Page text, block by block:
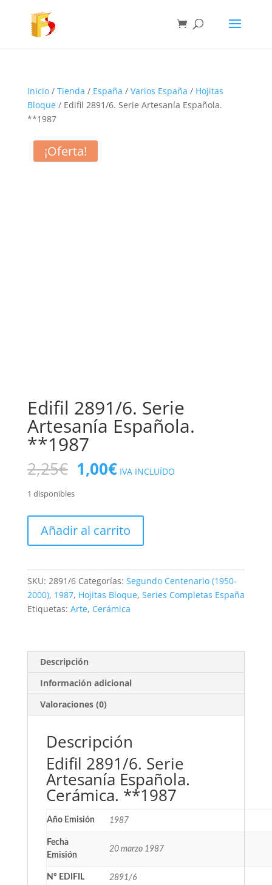
Inicio/ Tienda / España / Varios España / Hojitas
Bloque/ Edifil 2891/6. Serie Artesanía Española.
**1987
¡Oferta!
Edifil 2891/6. Serie
Artesanía Española.
**1987
2,25€ El
precio
era:
2,25€.
1,00€El
precio
es:
1,00€.
IVA INCLUÍDO
1 disponibles
2891/6.
Española.
**1987
cantidad
Añadir al carrito
SKU: 2891/6 Categorías: Segundo Centenario (1950-
2000), 1987, Hojitas Bloque, Series Completas España
Etiquetas: Arte, Cerámica
Descripción
Información adicional
Valoraciones (0)
Descripción
Edifil 2891/6. Serie
Artesanía Española.
Cerámica. **1987
Año Emisión 1987
Fecha
Emisión
20 marzo 1987
Nº EDIFIL 2891/6